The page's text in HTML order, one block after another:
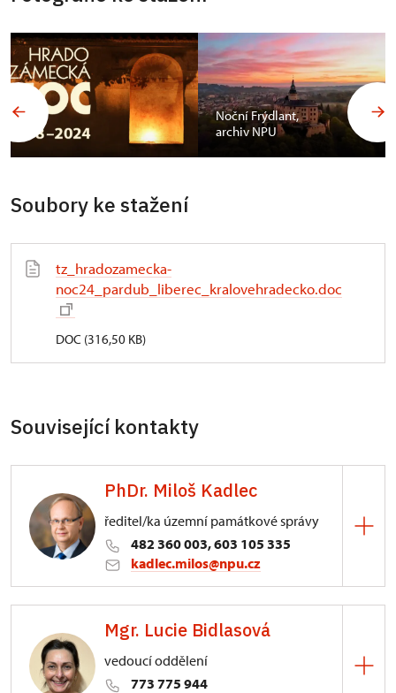
Noční Frýdlant,
archiv NPU
Soubory ke stažení
tz_hradozamecka-
noc24_pardub_liberec_kralovehradecko.doc
DOC (316,50 KB)
Související kontakty
PhDr. Miloš Kadlec
ředitel/ka územní památkové správy
482 360 003, 603 105 335
kadlec.milos@npu.cz
3/, Sychrov 3
Mgr. Lucie Bidlasová
vedoucí oddělení
773 775 944